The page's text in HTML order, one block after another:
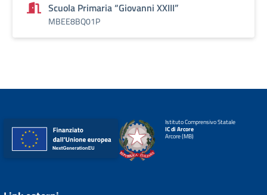
Scuola Primaria “Giovanni XXIII”
MBEE8BQ01P
Istituto Comprensivo Statale
IC di Arcore
Arcore (MB)